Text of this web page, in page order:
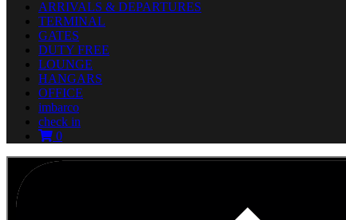
ARRIVALS & DEPARTURES
TERMINAL
GATES
DUTY FREE
LOUNGE
HANGARS
OFFICE
imbarco
check in
0